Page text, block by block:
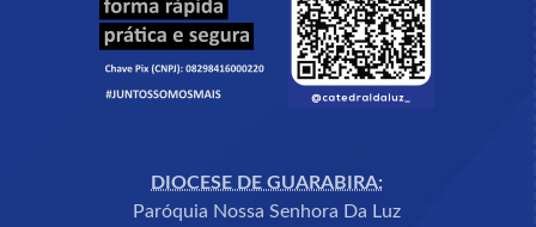
DIOCESE DE GUARABIRA:
Paróquia Nossa Senhora Da Luz